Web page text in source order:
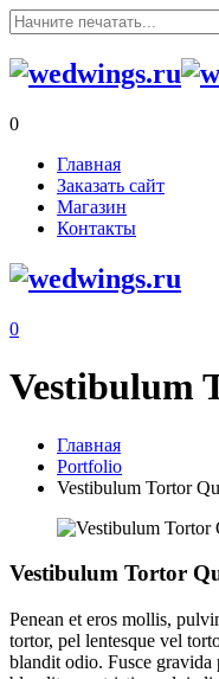
0
Главная
Заказать сайт
Магазин
Контакты
0
Vestibulum
Главная
Portfolio
Vestibulum Tortor
Vestibulum Tortor
Penean et eros mollis,
tortor, pel lentesque vel
blandit odio. Fusce gravida